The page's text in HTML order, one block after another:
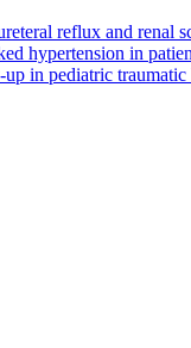
reflux and renal
hypertension in
in pediatric